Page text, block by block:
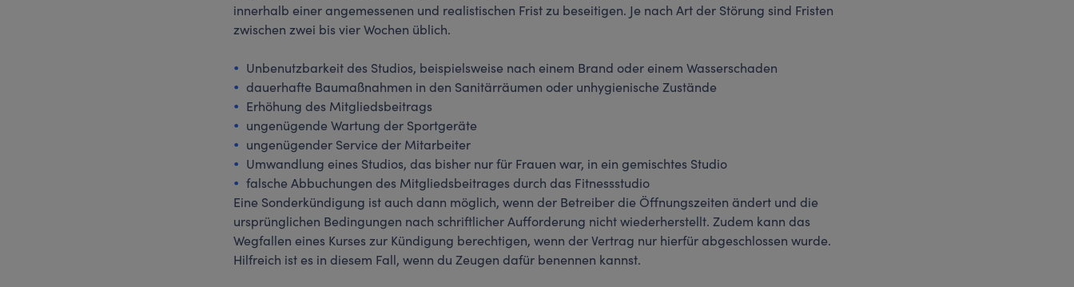
innerhalb einer angemessenen und realistischen Frist zu beseitigen. Je nach Art der Störung sind Fristen
zwischen zwei bis vier Wochen üblich.
Unbenutzbarkeit des Studios, beispielsweise nach einem Brand oder einem Wasserschaden
dauerhafte Baumaßnahmen in den Sanitärräumen oder unhygienische Zustände
Erhöhung des Mitgliedsbeitrags
ungenügende Wartung der Sportgeräte
ungenügender Service der Mitarbeiter
Umwandlung eines Studios, das bisher nur für Frauen war, in ein gemischtes Studio
falsche Abbuchungen des Mitgliedsbeitrages durch das Fitnessstudio
Eine Sonderkündigung ist auch dann möglich, wenn der Betreiber die Öffnungszeiten ändert und die
ursprünglichen Bedingungen nach schriftlicher Aufforderung nicht wiederherstellt. Zudem kann das
Wegfallen eines Kurses zur Kündigung berechtigen, wenn der Vertrag nur hierfür abgeschlossen wurde.
Hilfreich ist es in diesem Fall, wenn du Zeugen dafür benennen kannst.